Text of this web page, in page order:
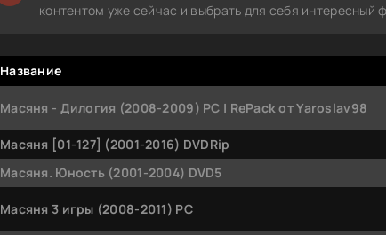
контентом уже сейчас и выбрать для себя интересный
Название
Масяня - Дилогия (2008-2009) PC | RePack от Yaroslav98
Масяня [01-127] (2001-2016) DVDRip
Масяня. Юность (2001-2004) DVD5
Масяня 3 игры (2008-2011) РС